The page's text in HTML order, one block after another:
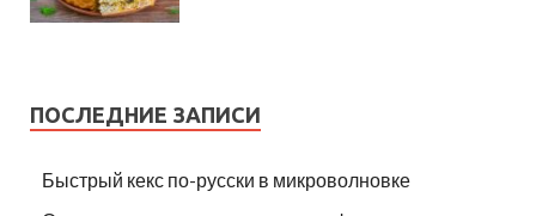
ПОСЛЕДНИЕ ЗАПИСИ
Быстрый кекс по-русски в микроволновке